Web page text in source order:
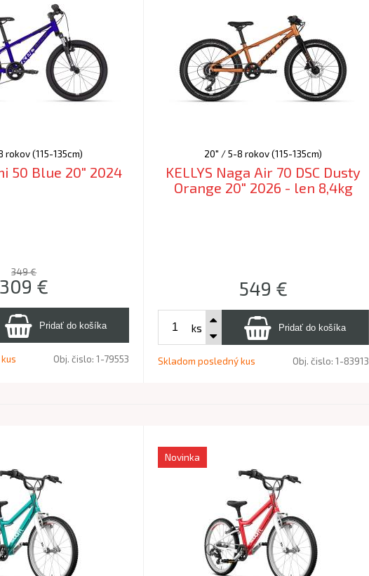
rokov (115-135cm)
50 Blue 20" 2024
349 €
309 €
Obj. čislo:1-79553
20" / 5-8 rokov (115-135cm)
KELLYS Naga Air 70 DSC Dusty
Orange 20" 2026 - len 8,4kg
549 €
ks
Skladom posledný kus Obj. čislo: 1-83913
Novinka